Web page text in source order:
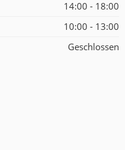
14:00 - 18:00
10:00 - 13:00
Geschlossen